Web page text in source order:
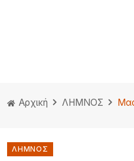
Αρχική ΛΗΜΝΟΣ
ΛΗΜΝΟΣ